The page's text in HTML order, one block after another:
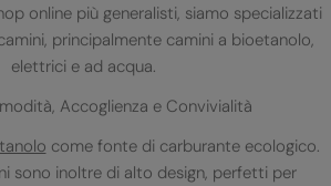
online più generalisti, siamo specializzati
principalmente camini a bioetanolo,
elettrici e ad acqua.
Accoglienza e Convivialità
come fonte di carburante ecologico.
sono inoltre di alto design, perfetti per